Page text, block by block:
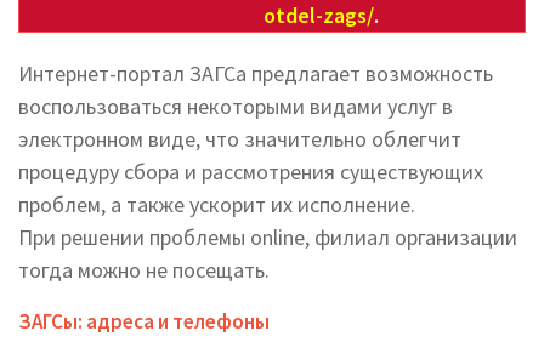
otdel-zags/.
Интернет-портал ЗАГСа предлагает возможность
воспользоваться некоторыми видами услуг в
электронном виде, что значительно облегчит
процедуру сбора и рассмотрения существующих
проблем, а также ускорит их исполнение.
При решении проблемы online, филиал организации
тогда можно не посещать.
ЗАГСы: адреса и телефоны